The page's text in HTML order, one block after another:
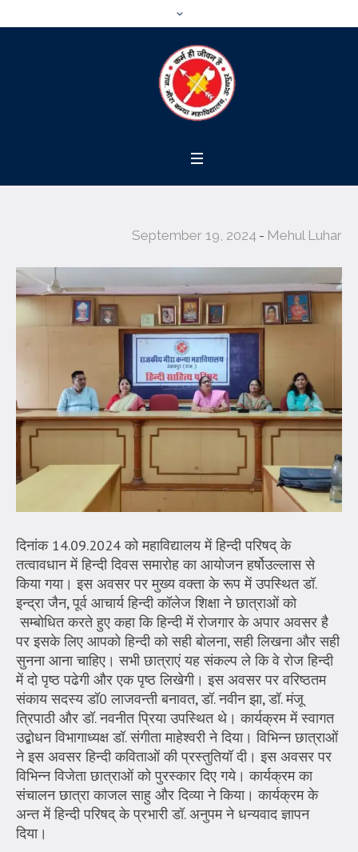
September 19, 2024 Mehul Luhar
दिनांक 14.09.2024 को महाविद्यालय में हिन्दी परिषद् के
तत्वावधान में हिन्दी दिवस समारोह का आयोजन हर्षोउल्लास से
किया गया। इस अवसर पर मुख्य वक्ता के रूप में उपस्थित डॉ.
इन्द्रा जैन, पूर्व आचार्य हिन्दी कॉलेज शिक्षा ने छात्राओं को
सम्बोधित करते हुए कहा कि हिन्दी में रोजगार के अपार अवसर है
पर इसके लिए आपको हिन्दी को सही बोलना, सही लिखना और सही
सुनना आना चाहिए। सभी छात्राएं यह संकल्प ले कि वे रोज हिन्दी
में दो पृष्ठ पढेगी और एक पृष्ठ लिखेगी। इस अवसर पर वरिष्ठतम
संकाय सदस्य डॉ0 लाजवन्ती बनावत, डॉ. नवीन झा, डॉ. मंजू
त्रिपाठी और डॉ. नवनीत प्रिया उपस्थित थे। कार्यक्रम में स्वागत
उद्बोधन विभागाध्यक्ष डॉ. संगीता माहेश्वरी ने दिया। विभिन्न छात्राओं
ने इस अवसर हिन्दी कविताओं की प्रस्तुतियॉ दी। इस अवसर पर
विभिन्न विजेता छात्राओं को पुरस्कार दिए गये। कार्यक्रम का
संचालन छात्रा काजल साहु और दिव्या ने किया। कार्यक्रम के
अन्त में हिन्दी परिषद् के प्रभारी डॉ. अनुपम ने धन्यवाद ज्ञापन
दिया।